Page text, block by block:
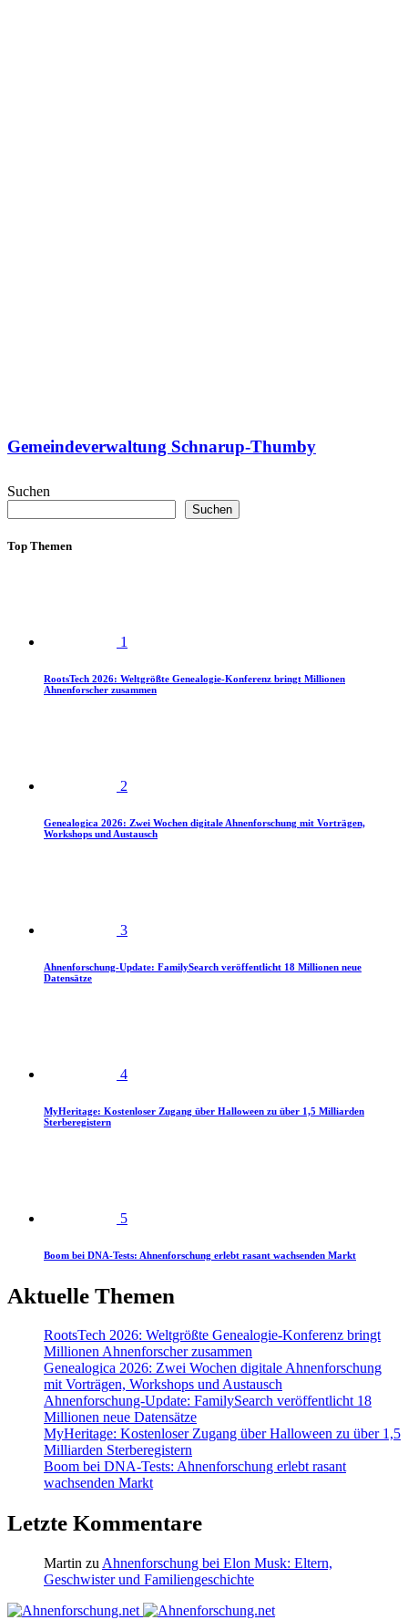
Gemeindeverwaltung Schnarup-Thumby
Suchen
Suchen
Top Themen
1
RootsTech 2026: Weltgrößte Genealogie-Konferenz bringt Millionen
Ahnenforscher zusammen
2
Genealogica 2026: Zwei Wochen digitale Ahnenforschung mit Vorträgen,
Workshops und Austausch
3
Ahnenforschung-Update: FamilySearch veröffentlicht 18 Millionen neue
Datensätze
4
MyHeritage: Kostenloser Zugang über Halloween zu über 1,5 Milliarden
Sterberegistern
5
Boom bei DNA-Tests: Ahnenforschung erlebt rasant wachsenden Markt
Aktuelle Themen
RootsTech 2026: Weltgrößte Genealogie-Konferenz bringt
Millionen Ahnenforscher zusammen
Genealogica 2026: Zwei Wochen digitale Ahnenforschung
mit Vorträgen, Workshops und Austausch
Ahnenforschung-Update: FamilySearch veröffentlicht 18
Millionen neue Datensätze
MyHeritage: Kostenloser Zugang über Halloween zu über 1,5
Milliarden Sterberegistern
Boom bei DNA-Tests: Ahnenforschung erlebt rasant
wachsenden Markt
Letzte Kommentare
Martin zu Ahnenforschung bei Elon Musk: Eltern,
Geschwister und Familiengeschichte